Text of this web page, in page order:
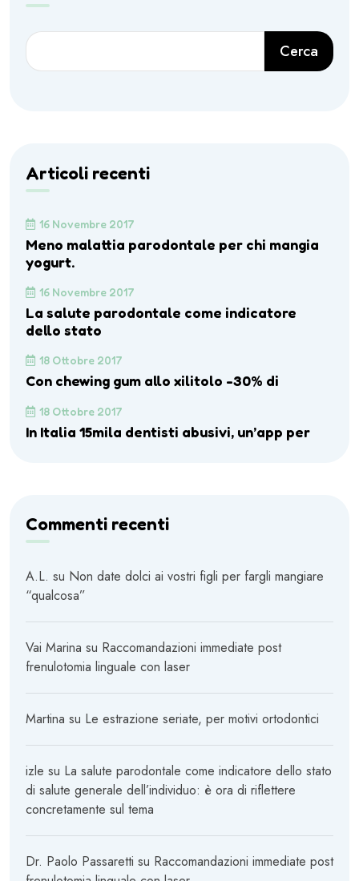
Cerca
Articoli recenti
16 Novembre 2017
Meno malattia parodontale per chi mangia
yogurt.
16 Novembre 2017
La salute parodontale come indicatore
dello stato
18 Ottobre 2017
Con chewing gum allo xilitolo -30% di
18 Ottobre 2017
In Italia 15mila dentisti abusivi, un’app per
Commenti recenti
A.L. su Non date dolci ai vostri figli per fargli mangiare
“qualcosa”
Vai Marina su Raccomandazioni immediate post
frenulotomia linguale con laser
Martina su Le estrazione seriate, per motivi ortodontici
izle su La salute parodontale come indicatore dello stato
di salute generale dell’individuo: è ora di riflettere
concretamente sul tema
Dr. Paolo Passaretti su Raccomandazioni immediate post